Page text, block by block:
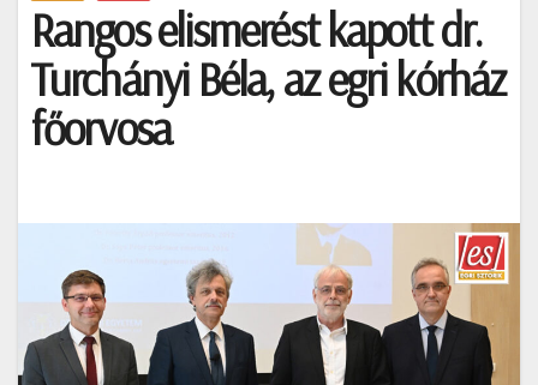
Rangos elismerést kapott dr.
Turchányi Béla, az egri kórház
főorvosa